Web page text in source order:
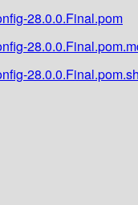
28.0.0.Final.pom